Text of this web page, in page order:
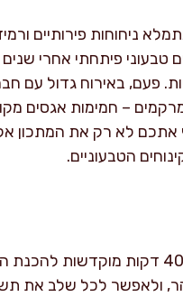
ניחוחות פירותיים
טבעוני פיתחתי אחרי
פעם, באירוח גדול
– חמימות אגסים
לא רק את המתכון
הטבעוניים.
ולאפשר לכל שלב את